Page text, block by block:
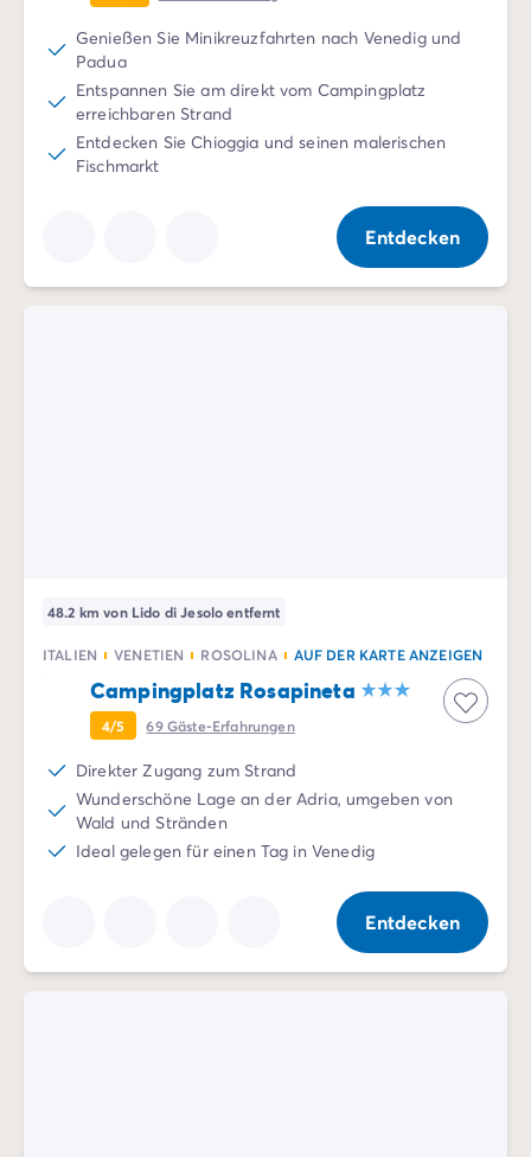
Genießen Sie Minikreuzfahrten nach Venedig und
Padua
Entspannen Sie am direkt vom Campingplatz
erreichbaren Strand
Entdecken Sie Chioggia und seinen malerischen
Fischmarkt
Entdecken
48.2 km von Lido di Jesolo entfernt
ITALIEN VENETIEN ROSOLINA AUF DER KARTE ANZEIGEN
Campingplatz Rosapineta
4/5 69Gäste-Erfahrungen
Direkter Zugang zum Strand
Wunderschöne Lage an der Adria, umgeben von
Wald und Stränden
Ideal gelegen für einen Tag in Venedig
Entdecken